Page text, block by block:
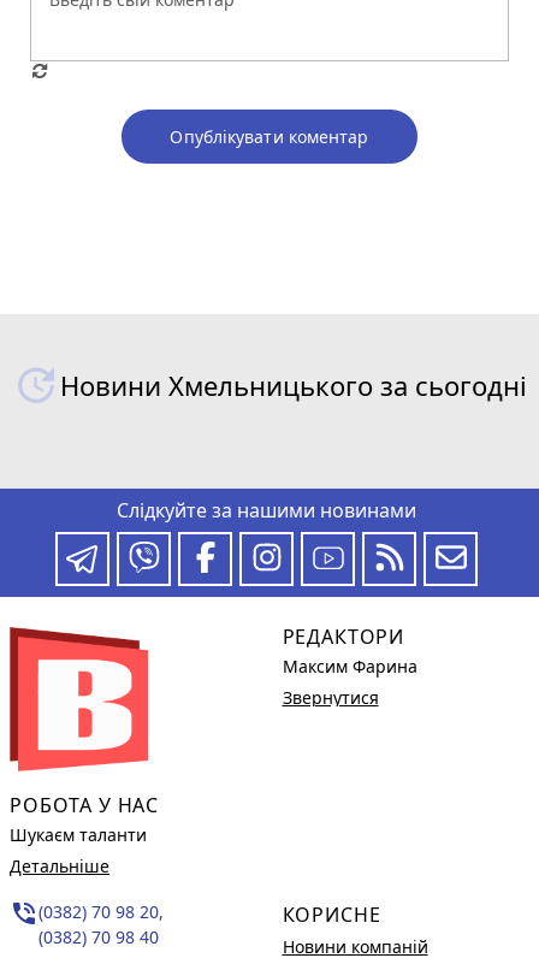
Опублікувати коментар
Новини Хмельницького за сьогодні
Слідкуйте за нашими новинами
РОБОТА У НАС
Шукаєм таланти
Детальніше
phone_in_talk(0382) 70 98 20,
(0382) 70 98 40
РЕДАКТОРИ
Максим Фарина
Звернутися
КОРИСНЕ
Новини компаній